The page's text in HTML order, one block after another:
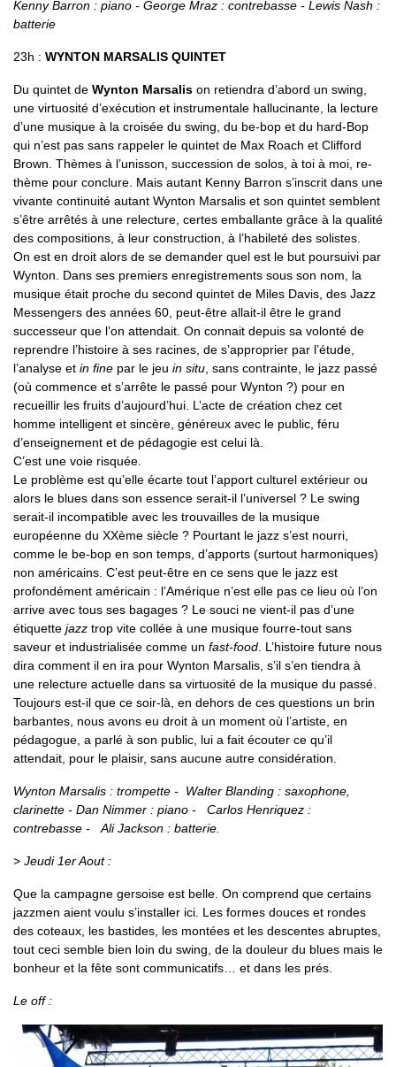
Kenny Barron : piano - George Mraz : contrebasse - Lewis Nash :
batterie
23h : WYNTON MARSALIS QUINTET
Du quintet de Wynton Marsalis on retiendra d’abord un swing,
une virtuosité d’exécution et instrumentale hallucinante, la lecture
d’une musique à la croisée du swing, du be-bop et du hard-Bop
qui n’est pas sans rappeler le quintet de Max Roach et Clifford
Brown. Thèmes à l’unisson, succession de solos, à toi à moi, re-
thème pour conclure. Mais autant Kenny Barron s’inscrit dans une
vivante continuité autant Wynton Marsalis et son quintet semblent
s’être arrêtés à une relecture, certes emballante grâce à la qualité
des compositions, à leur construction, à l’habileté des solistes.
On est en droit alors de se demander quel est le but poursuivi par
Wynton. Dans ses premiers enregistrements sous son nom, la
musique était proche du second quintet de Miles Davis, des Jazz
Messengers des années 60, peut-être allait-il être le grand
successeur que l’on attendait. On connait depuis sa volonté de
reprendre l’histoire à ses racines, de s’approprier par l’étude,
l’analyse et in fine par le jeu in situ , sans contrainte, le jazz passé
(où commence et s’arrête le passé pour Wynton ?) pour en
recueillir les fruits d’aujourd’hui. L’acte de création chez cet
homme intelligent et sincère, généreux avec le public, féru
d’enseignement et de pédagogie est celui là.
C’est une voie risquée.
Le problème est qu’elle écarte tout l’apport culturel extérieur ou
alors le blues dans son essence serait-il l’universel ? Le swing
serait-il incompatible avec les trouvailles de la musique
européenne du XXème siècle ? Pourtant le jazz s’est nourri,
comme le be-bop en son temps, d’apports (surtout harmoniques)
non américains. C’est peut-être en ce sens que le jazz est
profondément américain : l’Amérique n’est elle pas ce lieu où l’on
arrive avec tous ses bagages ? Le souci ne vient-il pas d’une
étiquette jazz trop vite collée à une musique fourre-tout sans
saveur et industrialisée comme un fast-food . L’histoire future nous
dira comment il en ira pour Wynton Marsalis, s’il s’en tiendra à
une relecture actuelle dans sa virtuosité de la musique du passé.
Toujours est-il que ce soir-là, en dehors de ces questions un brin
barbantes, nous avons eu droit à un moment où l’artiste, en
pédagogue, a parlé à son public, lui a fait écouter ce qu’il
attendait, pour le plaisir, sans aucune autre considération.
Wynton Marsalis : trompette - Walter Blanding : saxophone,
clarinette - Dan Nimmer : piano - Carlos Henriquez :
contrebasse - Ali Jackson : batterie.
> Jeudi 1er Aout :
Que la campagne gersoise est belle. On comprend que certains
jazzmen aient voulu s’installer ici. Les formes douces et rondes
des coteaux, les bastides, les montées et les descentes abruptes,
tout ceci semble bien loin du swing, de la douleur du blues mais le
bonheur et la fête sont communicatifs… et dans les prés.
Le off :